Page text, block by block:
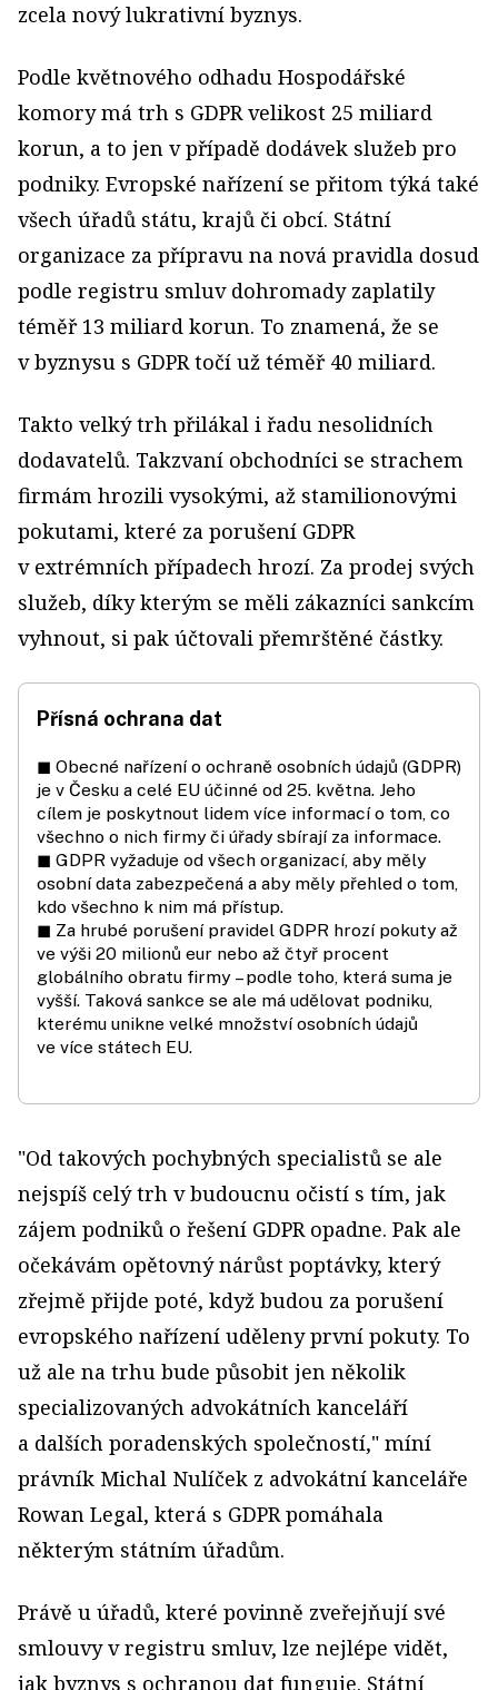
zcela nový lukrativní byznys.
Podle květnového odhadu Hospodářské
komory má trh s GDPR velikost 25 miliard
korun, a to jen v případě dodávek služeb pro
podniky. Evropské nařízení se přitom týká také
všech úřadů státu, krajů či obcí. Státní
organizace za přípravu na nová pravidla dosud
podle registru smluv dohromady zaplatily
téměř 13 miliard korun. To znamená, že se
v byznysu s GDPR točí už téměř 40 miliard.
Takto velký trh přilákal i řadu nesolidních
dodavatelů. Takzvaní obchodníci se strachem
firmám hrozili vysokými, až stamilionovými
pokutami, které za porušení GDPR
v extrémních případech hrozí. Za prodej svých
služeb, díky kterým se měli zákazníci sankcím
vyhnout, si pak účtovali přemrštěné částky.
Přísná ochrana dat
◼ Obecné nařízení o ochraně osobních údajů (GDPR)
je v Česku a celé EU účinné od 25. května. Jeho
cílem je poskytnout lidem více informací o tom, co
všechno o nich firmy či úřady sbírají za informace.
◼ GDPR vyžaduje od všech organizací, aby měly
osobní data zabezpečená a aby měly přehled o tom,
kdo všechno k nim má přístup.
◼ Za hrubé porušení pravidel GDPR hrozí pokuty až
ve výši 20 milionů eur nebo až čtyř procent
globálního obratu firmy – podle toho, která suma je
vyšší. Taková sankce se ale má udělovat podniku,
kterému unikne velké množství osobních údajů
ve více státech EU.
"Od takových pochybných specialistů se ale
nejspíš celý trh v budoucnu očistí s tím, jak
zájem podniků o řešení GDPR opadne. Pak ale
očekávám opětovný nárůst poptávky, který
zřejmě přijde poté, když budou za porušení
evropského nařízení uděleny první pokuty. To
už ale na trhu bude působit jen několik
specializovaných advokátních kanceláří
a dalších poradenských společností," míní
právník Michal Nulíček z advokátní kanceláře
Rowan Legal, která s GDPR pomáhala
některým státním úřadům.
Právě u úřadů, které povinně zveřejňují své
smlouvy v registru smluv, lze nejlépe vidět,
jak byznys s ochranou dat funguje. Státní